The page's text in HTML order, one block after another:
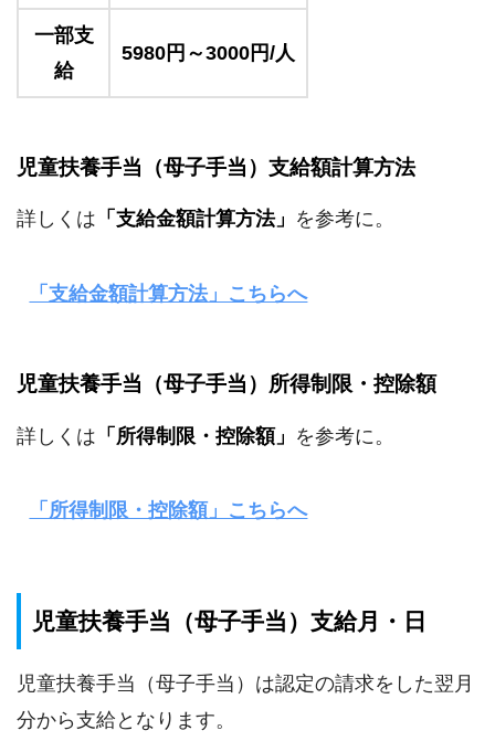
一部支
給
5980円～3000円/人
児童扶養手当（母子手当）支給額計算方法
詳しくは 「支給金額計算方法」 を参考に。
「支給金額計算方法」こちらへ
児童扶養手当（母子手当）所得制限・控除額
詳しくは 「所得制限・控除額」 を参考に。
「所得制限・控除額」こちらへ
児童扶養手当（母子手当）支給月・日
児童扶養手当（母子手当）は認定の請求をした翌月
分から支給となります。